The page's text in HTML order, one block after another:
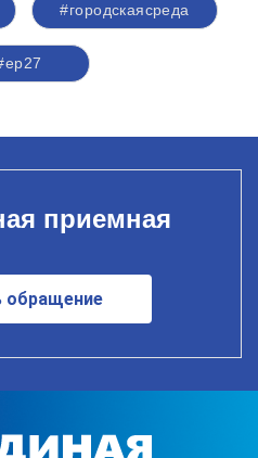
#городскаясреда
приемная
обращение